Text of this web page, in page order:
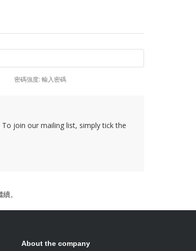
密碼強度: 輸入密碼
join our mailing list, simply tick the
。
About the company